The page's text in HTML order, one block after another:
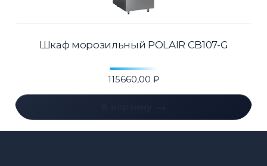
Шкаф морозильный POLAIR CB107-G
115660,00 ₽